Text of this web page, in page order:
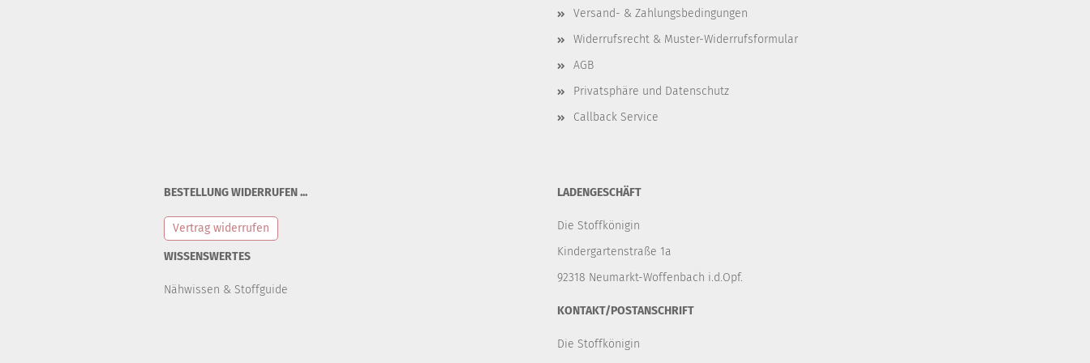
Versand- & Zahlungsbedingungen
Widerrufsrecht & Muster-Widerrufsformular
AGB
Privatsphäre und Datenschutz
Callback Service
BESTELLUNG WIDERRUFEN ...
Vertrag widerrufen
WISSENSWERTES
Nähwissen & Stoffguide
LADENGESCHÄFT
Die Stoffkönigin
Kindergartenstraße 1a
92318 Neumarkt-Woffenbach i.d.Opf.
KONTAKT/POSTANSCHRIFT
Die Stoffkönigin